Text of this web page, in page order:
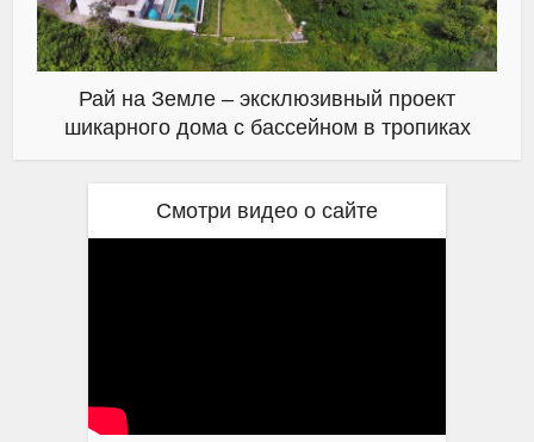
Рай на Земле – эксклюзивный проект
шикарного дома с бассейном в тропиках
Смотри видео о сайте